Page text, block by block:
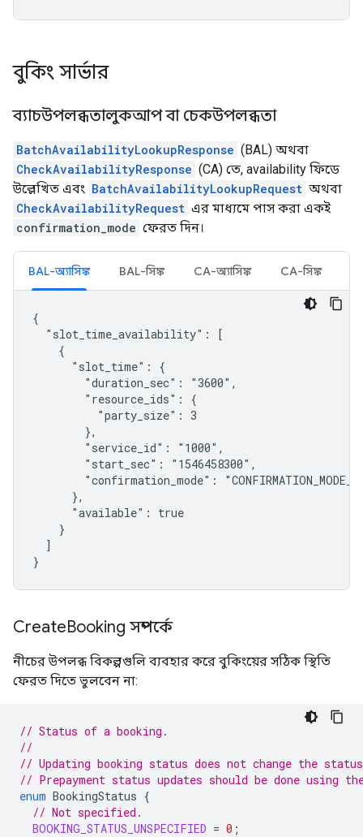
বুকিং সার্ভার
ব্যাচউপলব্ধতালুকআপ বা চেকউপলব্ধতা
BatchAvailabilityLookupResponse (BAL) অথবা
CheckAvailabilityResponse (CA) তে, availability ফিডে
উল্লেখিত এবং BatchAvailabilityLookupRequest অথবা
CheckAvailabilityRequest এর মাধ্যমে পাস করা একই
confirmation_mode ফেরত দিন।
BAL-অ্যাসিঙ্ক BAL-সিঙ্ক CA-অ্যাসিঙ্ক CA-সিঙ্ক
{
  "slot_time_availability": [
    {
      "slot_time": {
        "duration_sec": "3600",
        "resource_ids": {
          "party_size": 3
        },
        "service_id": "1000",
        "start_sec": "1546458300",
"confirmation_mode":
      },
      "available": true
    }
  ]
}
CreateBooking সম্পর্কে
নীচের উপলব্ধ বিকল্পগুলি ব্যবহার করে বুকিংয়ের সঠিক স্থিতি
ফেরত দিতে ভুলবেন না:
// Status of a booking.
//
// Updating booking status does not change the
// Prepayment status updates should be done using
enum BookingStatus {
// Not specified.
BOOKING_STATUS_UNSPECIFIED = 0 ;